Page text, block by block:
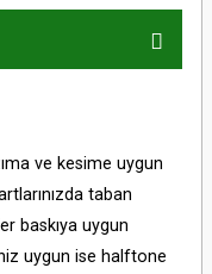
ve kesime uygun
taban
baskıya uygun
uygun ise halftone